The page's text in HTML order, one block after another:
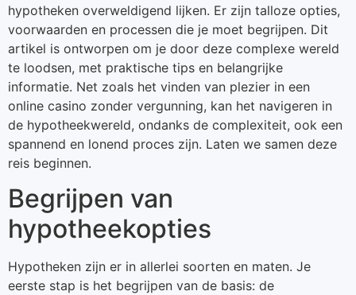
hypotheken overweldigend lijken. Er zijn talloze opties,
voorwaarden en processen die je moet begrijpen. Dit
artikel is ontworpen om je door deze complexe wereld
te loodsen, met praktische tips en belangrijke
informatie. Net zoals het vinden van plezier in een
online casino zonder vergunning, kan het navigeren in
de hypotheekwereld, ondanks de complexiteit, ook een
spannend en lonend proces zijn. Laten we samen deze
reis beginnen.
Begrijpen van
hypotheekopties
Hypotheken zijn er in allerlei soorten en maten. Je
eerste stap is het begrijpen van de basis: de